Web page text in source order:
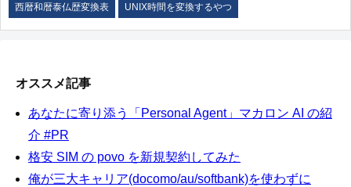
西暦和暦泰仏歴変換表 UNIX時間を変換するやつ
オススメ記事
あなたに寄り添う「Personal Agent」マカロン AI の紹
介 #PR
格安 SIM の povo を新規契約してみた
俺が三大キャリア(docomo/au/softbank)を使わずに